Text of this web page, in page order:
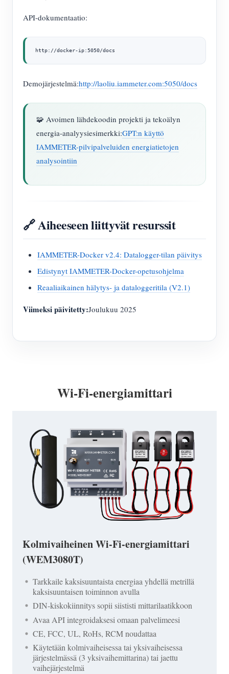
API-dokumentaatio:
http://docker-ip:5050/docs
Demojärjestelmä:http://laoliu.iammeter.com:5050/docs
🧩 Avoimen lähdekoodin projekti ja tekoälyn
energia-analyysiesimerkki:GPT:n käyttö
IAMMETER-pilvipalveluiden energiatietojen
analysointiin
🔗 Aiheeseen liittyvät resurssit
IAMMETER-Docker v2.4: Datalogger-tilan päivitys
Edistynyt IAMMETER-Docker-opetusohjelma
Reaaliaikainen hälytys- ja dataloggeritila (V2.1)
Viimeksi päivitetty:Joulukuu 2025
Wi-Fi-energiamittari
Kolmivaiheinen Wi-Fi-energiamittari
(WEM3080T)
Tarkkaile kaksisuuntaista energiaa yhdellä metrillä
kaksisuuntaisen toiminnon avulla
DIN-kiskokiinnitys sopii siististi mittarilaatikkoon
Avaa API integroidaksesi omaan palvelimeesi
CE, FCC, UL, RoHs, RCM noudattaa
Käytetään kolmivaiheisessa tai yksivaiheisessa
järjestelmässä (3 yksivaihemittarina) tai jaettu
vaihejärjestelmä